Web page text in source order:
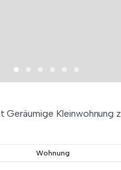
Geräumige Kleinwohnung
Wohnung